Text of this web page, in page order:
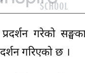
गरेको
गरिएको छ ।